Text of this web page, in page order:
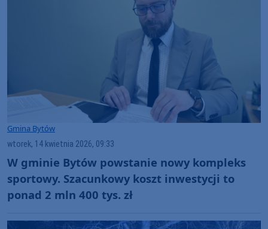
Gmina Bytów
wtorek, 14 kwietnia 2026, 09:33
W gminie Bytów powstanie nowy kompleks
sportowy. Szacunkowy koszt inwestycji to
ponad 2 mln 400 tys. zł